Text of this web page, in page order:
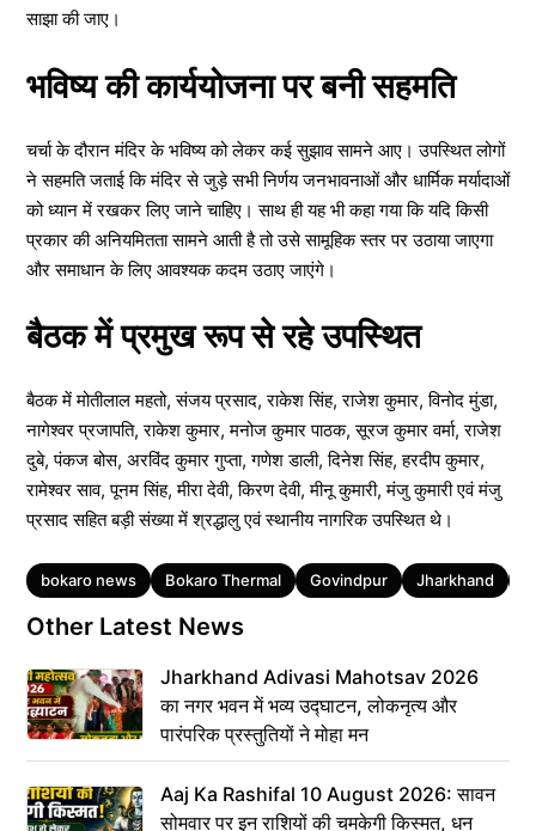
साझा की जाए।
भविष्य की कार्ययोजना पर बनी सहमति
चर्चा के दौरान मंदिर के भविष्य को लेकर कई सुझाव सामने आए। उपस्थित लोगों
ने सहमति जताई कि मंदिर से जुड़े सभी निर्णय जनभावनाओं और धार्मिक मर्यादाओं
को ध्यान में रखकर लिए जाने चाहिए। साथ ही यह भी कहा गया कि यदि किसी
प्रकार की अनियमितता सामने आती है तो उसे सामूहिक स्तर पर उठाया जाएगा
और समाधान के लिए आवश्यक कदम उठाए जाएंगे।
बैठक में प्रमुख रूप से रहे उपस्थित
बैठक में मोतीलाल महतो, संजय प्रसाद, राकेश सिंह, राजेश कुमार, विनोद मुंडा,
नागेश्वर प्रजापति, राकेश कुमार, मनोज कुमार पाठक, सूरज कुमार वर्मा, राजेश
दुबे, पंकज बोस, अरविंद कुमार गुप्ता, गणेश डाली, दिनेश सिंह, हरदीप कुमार,
रामेश्वर साव, पूनम सिंह, मीरा देवी, किरण देवी, मीनू कुमारी, मंजु कुमारी एवं मंजु
प्रसाद सहित बड़ी संख्या में श्रद्धालु एवं स्थानीय नागरिक उपस्थित थे।
Tags
bokaro news Bokaro Thermal Govindpur Jharkhand
Other Latest News
Jharkhand Adivasi Mahotsav 2026
का नगर भवन में भव्य उद्घाटन, लोकनृत्य और
पारंपरिक प्रस्तुतियों ने मोहा मन
Aaj Ka Rashifal 10 August 2026: सावन
सोमवार पर इन राशियों की चमकेगी किस्मत, धन